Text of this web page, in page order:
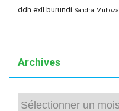
ddh exil burundi Sandra Muhoza
Archives
Archives